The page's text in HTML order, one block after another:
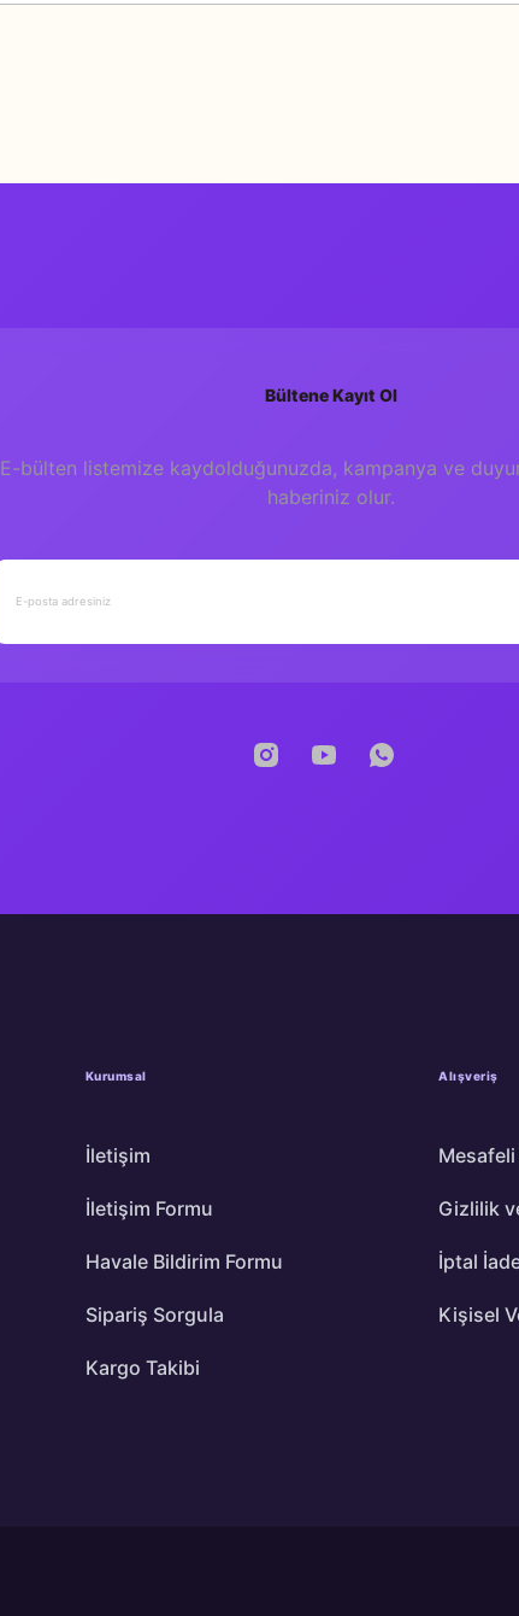
Bültene Kayıt Ol
E-bülten listemize kaydolduğunuzda, kampanya ve
haberiniz olur.
Kurumsal
İletişim
İletişim Formu
Havale Bildirim Formu
Sipariş Sorgula
Kargo Takibi
Alışveriş
Mesafeli
Gizlilik
İptal
Kişisel